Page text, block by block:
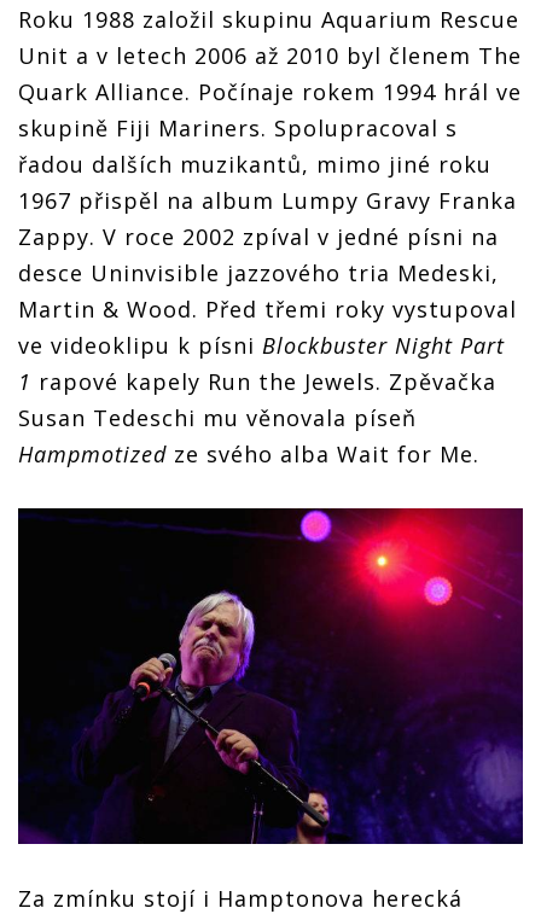
Roku 1988 založil skupinu Aquarium Rescue
Unit a v letech 2006 až 2010 byl členem The
Quark Alliance. Počínaje rokem 1994 hrál ve
skupině Fiji Mariners. Spolupracoval s
řadou dalších muzikantů, mimo jiné roku
1967 přispěl na album Lumpy Gravy Franka
Zappy. V roce 2002 zpíval v jedné písni na
desce Uninvisible jazzového tria Medeski,
Martin & Wood. Před třemi roky vystupoval
ve videoklipu k písni Blockbuster Night Part
1 rapové kapely Run the Jewels. Zpěvačka
Susan Tedeschi mu věnovala píseň
Hampmotized ze svého alba Wait for Me.
Za zmínku stojí i Hamptonova herecká